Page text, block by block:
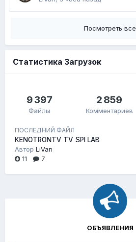
Посмотреть все
Статистика Загрузок
9 397
Файлы
2 859
Комментариев
ПОСЛЕДНИЙ ФАЙЛ
KENOTRONTV TV SPI LAB
Автор LiVan
11
7
ОБЪЯВЛЕНИЯ